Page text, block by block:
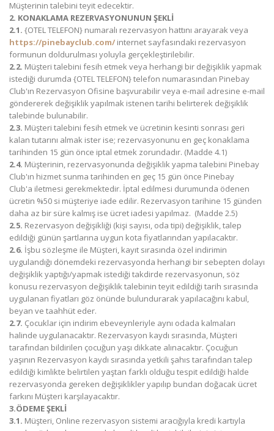
Müşterinin talebini teyit edecektir.
2. KONAKLAMA REZERVASYONUNUN ŞEKLİ
2.1. {OTEL TELEFON} numaralı rezervasyon hattını arayarak veya
https://pinebayclub.com/ internet sayfasındaki rezervasyon
formunun doldurulması yoluyla gerçekleştirilebilir.
2.2. Müşteri talebini fesih etmek veya herhangi bir değişiklik yapmak
istediği durumda {OTEL TELEFON} telefon numarasından Pinebay
Club'ın Rezervasyon Ofisine başvurabilir veya e-mail adresine e-mail
göndererek değişiklik yapılmak istenen tarihi belirterek değişiklik
talebinde bulunabilir.
2.3. Müşteri talebini fesih etmek ve ücretinin kesinti sonrası geri
kalan tutarını almak ister ise; rezervasyonunu en geç konaklama
tarihinden 15 gün önce iptal etmek zorundadır. (Madde 4.1)
2.4. Müşterinin, rezervasyonunda değişiklik yapma talebini Pinebay
Club'ın hizmet sunma tarihinden en geç 15 gün önce Pinebay
Club'a iletmesi gerekmektedir. İptal edilmesi durumunda ödenen
ücretin %50 si müşteriye iade edilir. Rezervasyon tarihine 15 günden
daha az bir süre kalmış ise ücret iadesi yapılmaz. (Madde 2.5)
2.5. Rezervasyon değişikliği (kişi sayısı, oda tipi) değişiklik, talep
edildiği günün şartlarına uygun kota fiyatlarından yapılacaktır.
2.6. İşbu sözleşme ile Müşteri, kayıt sırasında özel indirimin
uygulandığı dönemdeki rezervasyonda herhangi bir sebepten dolayı
değişiklik yaptığı/yapmak istediği takdirde rezervasyonun, söz
konusu rezervasyon değişiklik talebinin teyit edildiği tarih sırasında
uygulanan fiyatları göz önünde bulundurarak yapılacağını kabul,
beyan ve taahhüt eder.
2.7. Çocuklar için indirim ebeveynleriyle aynı odada kalmaları
halinde uygulanacaktır. Rezervasyon kaydı sırasında, Müşteri
tarafından bildirilen çocuğun yaşı dikkate alınacaktır. Çocuğun
yaşının Rezervasyon kaydı sırasında yetkili şahıs tarafından talep
edildiği kimlikte belirtilen yaştan farklı olduğu tespit edildiği halde
rezervasyonda gereken değişiklikler yapılıp bundan doğacak ücret
farkını Müşteri karşılayacaktır.
3.ÖDEME ŞEKLİ
3.1. Müşteri, Online rezervasyon sistemi aracığıyla kredi kartıyla